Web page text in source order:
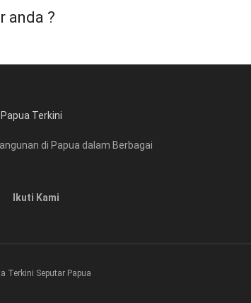
anda ?
di Papua dalam Berbagai
Ikuti Kami
Terkini Seputar Papua